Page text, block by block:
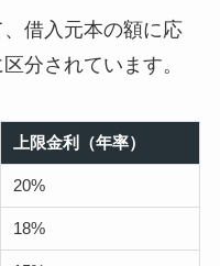
借入元本の額に応
分されています。
上限金利（年率）
20%
18%